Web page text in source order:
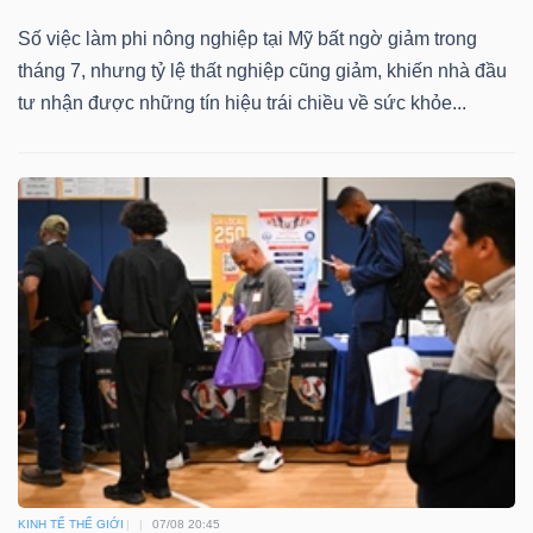
Số việc làm phi nông nghiệp tại Mỹ bất ngờ giảm trong
tháng 7, nhưng tỷ lệ thất nghiệp cũng giảm, khiến nhà đầu
tư nhận được những tín hiệu trái chiều về sức khỏe...
KINH TẾ THẾ GIỚI 07/08 20:45